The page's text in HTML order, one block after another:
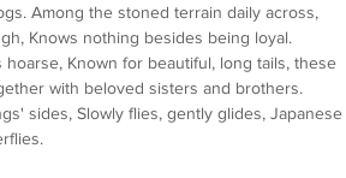
Among the stoned terrain daily across,
Knows nothing besides being loyal.
Known for beautiful, long tails, these
with beloved sisters and brothers.
sides, Slowly flies, gently glides, Japanese